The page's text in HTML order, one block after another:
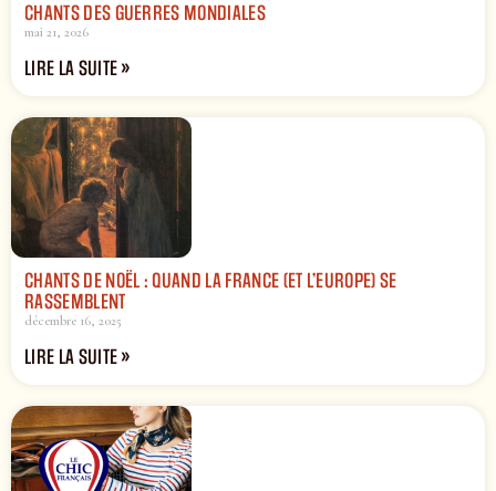
CHANTS DES GUERRES MONDIALES
mai 21, 2026
LIRE LA SUITE »
CHANTS DE NOËL : QUAND LA FRANCE (ET L’EUROPE) SE
RASSEMBLENT
décembre 16, 2025
LIRE LA SUITE »